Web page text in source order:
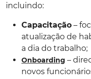
incluindo:
Capacitação –
atualização de
a dia do trabalho;
Onboarding –
novos